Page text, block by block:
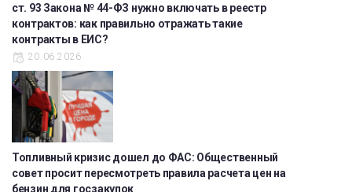
ст. 93 Закона № 44-ФЗ нужно включать в реестр
контрактов: как правильно отражать такие
контракты в ЕИС?
20.06.2026
Топливный кризис дошел до ФАС: Общественный
совет просит пересмотреть правила расчета цен на
бензин для госзакупок